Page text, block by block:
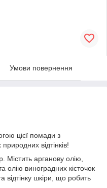
Умови повернення
цієї помади з
відтінків!
Містить арганову олію,
виноградних кісточок
відтінку шкіри, що робить